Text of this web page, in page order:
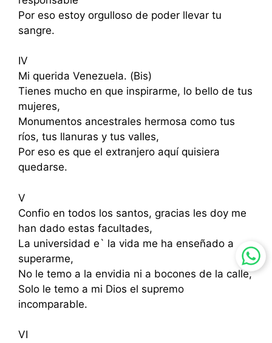
Por eso estoy orgulloso de poder llevar tu
sangre.
IV
Mi querida Venezuela. (Bis)
Tienes mucho en que inspirarme, lo bello de tus
mujeres,
Monumentos ancestrales hermosa como tus
ríos, tus llanuras y tus valles,
Por eso es que el extranjero aquí quisiera
quedarse.
V
Confio en todos los santos, gracias les doy me
han dado estas facultades,
La universidad e` la vida me ha enseñado a
superarme,
No le temo a la envidia ni a bocones de la calle,
Solo le temo a mi Dios el supremo
incomparable.
VI